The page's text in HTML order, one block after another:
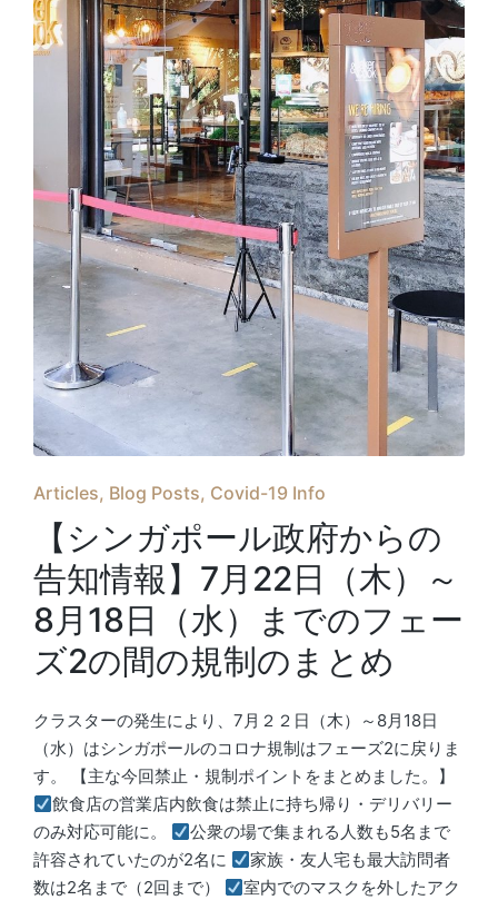
Posted
Articles Blog Posts Covid-19 Info
【シンガポール政府からの
告知情報】7月22日（木）～
8月18日（水）までのフェー
ズ2の間の規制のまとめ
クラスターの発生により、7月２２日（木）～8月18日
（水）はシンガポールのコロナ規制はフェーズ2に戻りま
す。 【主な今回禁止・規制ポイントをまとめました。】
飲食店の営業店内飲食は禁止に持ち帰り・デリバリー
のみ対応可能に。
公衆の場で集まれる人数も5名まで
許容されていたのが2名に
家族・友人宅も最大訪問者
数は2名まで（2回まで）
室内でのマスクを外したアク